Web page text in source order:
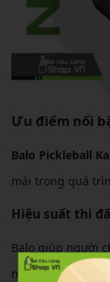
Ưu điểm nổi
Balo Pickleball
mái trong quá
Hiệu suất thi
Balo giúp người
mang theo vợt,